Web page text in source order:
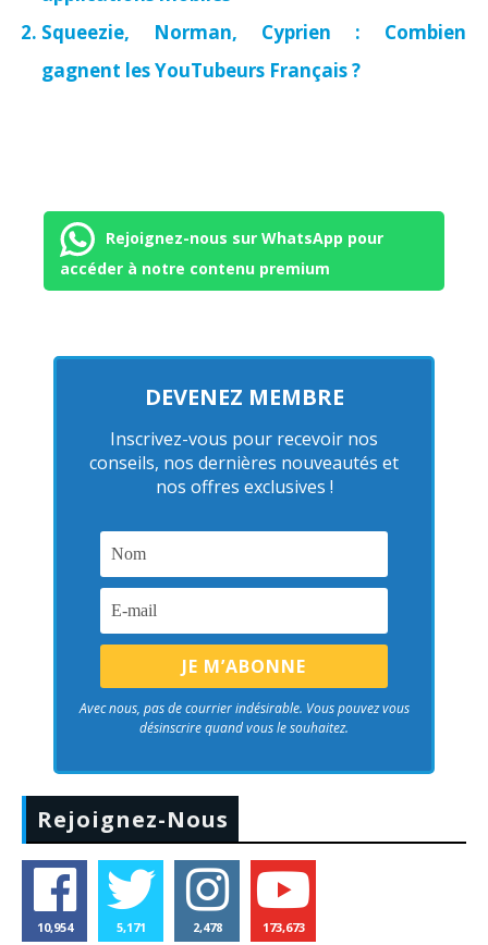
Squeezie, Norman, Cyprien : Combien
gagnent les YouTubeurs Français ?
Rejoignez-nous sur WhatsApp pour
accéder à notre contenu premium
DEVENEZ MEMBRE
Inscrivez-vous pour recevoir nos
conseils, nos dernières nouveautés et
nos offres exclusives !
Avec nous, pas de courrier indésirable. Vous pouvez vous
désinscrire quand vous le souhaitez.
Rejoignez-Nous
10,954 5,171 2,478 173,673